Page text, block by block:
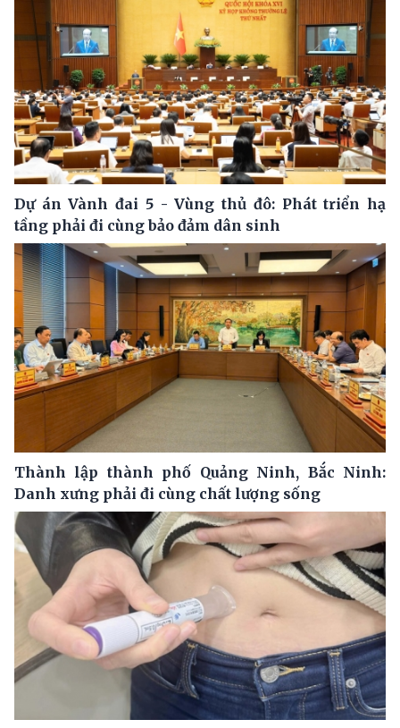
Dự án Vành đai 5 - Vùng thủ đô: Phát triển hạ
tầng phải đi cùng bảo đảm dân sinh
Thành lập thành phố Quảng Ninh, Bắc Ninh:
Danh xưng phải đi cùng chất lượng sống